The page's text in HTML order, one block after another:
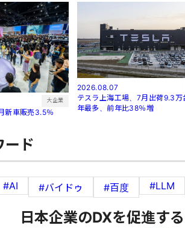
大企業
新車販売3.5％
2026.08.07
テスラ上海工場、7月出荷9.3
年最多、前年比38％増
ード
#AI #バイドゥ #百度 #LLM
日本企業のDXを促進す